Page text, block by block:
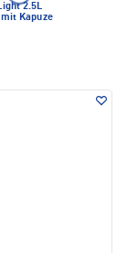
2.5L
Kapuze